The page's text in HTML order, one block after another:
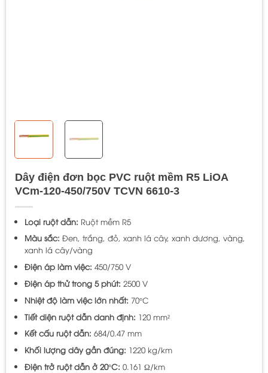
Dây điện đơn bọc PVC ruột mềm R5 LiOA
VCm-120-450/750V TCVN 6610-3
Loại ruột dẫn: Ruột mềm R5
Màu sắc: Đen, trắng, đỏ, xanh lá cây, xanh dương, vàng,
xanh lá cây/vàng
Điện áp làm việc: 450/750 V
Điện áp thử trong 5 phút: 2500 V
Nhiệt độ làm việc lớn nhất: 70°C
Tiết diện ruột dẫn danh định: 120 mm²
Kết cấu ruột dẫn: 684/0.47 mm
Khối lượng dây gần đúng: 1220 kg/km
Điện trở ruột dẫn ở 20°C: 0.161 Ω/km